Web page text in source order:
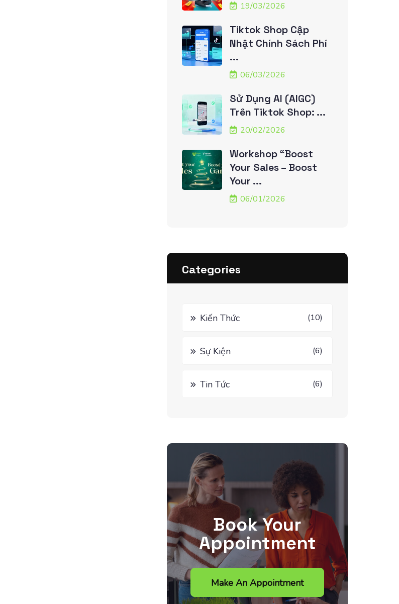
19/03/2026
Tiktok Shop Cập
Nhật Chính Sách Phí
...
06/03/2026
Sử Dụng AI (AIGC)
Trên Tiktok Shop: ...
20/02/2026
Workshop “Boost
Your Sales – Boost
Your ...
06/01/2026
Categories
Kiến Thức (10)
Sự Kiện (6)
Tin Tức (6)
Book Your
Appointment
Make An Appointment